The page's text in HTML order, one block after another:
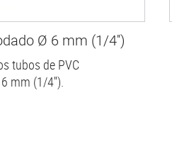
Ø 6 mm (1/4'')
tubos de PVC
mm (1/4'').